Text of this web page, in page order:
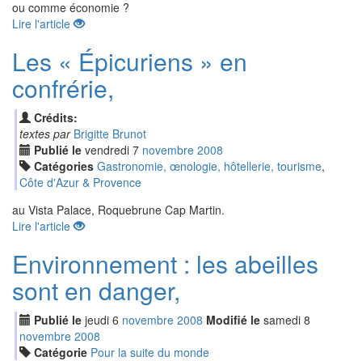
ou comme économie ?
Lire l'article
Les « Épicuriens » en
confrérie,
Crédits:
textes par Brigitte Brunot
Publié le vendredi 7 novembre 2008
Catégories Gastronomie, œnologie, hôtellerie, tourisme,
Côte d'Azur & Provence
au Vista Palace, Roquebrune Cap Martin.
Lire l'article
Environnement : les abeilles
sont en danger,
Publié le jeudi 6 novembre 2008 Modifié le samedi 8
novembre 2008
Catégorie Pour la suite du monde